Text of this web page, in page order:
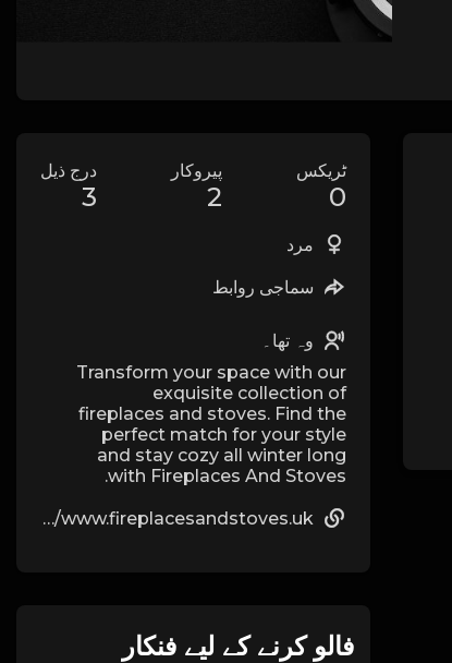
ٹریکس
0
پیروکار
2
درج ذیل
3
مرد
سماجی روابط
وہ تھا۔
Transform your space with our
exquisite collection of
fireplaces and stoves. Find the
perfect match for your style
and stay cozy all winter long
with Fireplaces And Stoves.
https://www.fireplacesandstoves.uk/
فالو کرنے کے لیے فنکار